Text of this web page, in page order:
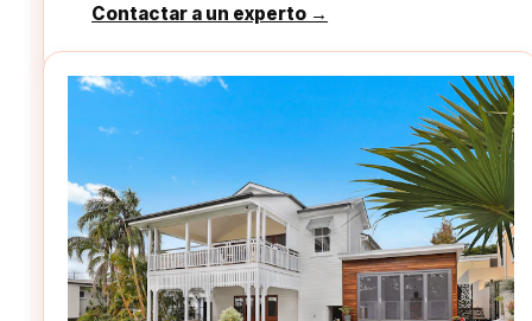
Contactar a un experto →